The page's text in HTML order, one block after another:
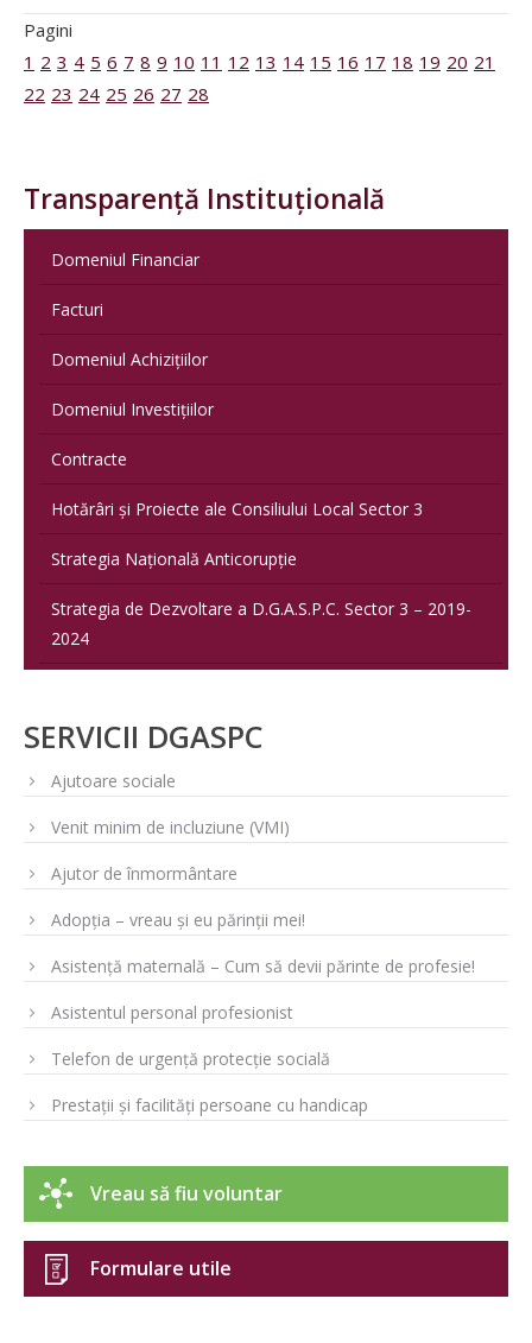
Pagini
1 2 3 4 5 6 7 8 9 10 11 12 13 14 15 16 17 18 19 20 21
22 23 24 25 26 27 28
Transparență Instituțională
Domeniul Financiar
Facturi
Domeniul Achizițiilor
Domeniul Investițiilor
Contracte
Hotărâri și Proiecte ale Consiliului Local Sector 3
Strategia Națională Anticorupție
Strategia de Dezvoltare a D.G.A.S.P.C. Sector 3 – 2019-
2024
SERVICII DGASPC
Ajutoare sociale
Venit minim de incluziune (VMI)
Ajutor de înmormântare
Adopția – vreau și eu părinții mei!
Asistență maternală – Cum să devii părinte de profesie!
Asistentul personal profesionist
Telefon de urgență protecție socială
Prestații și facilități persoane cu handicap
Vreau să fiu voluntar
Formulare utile